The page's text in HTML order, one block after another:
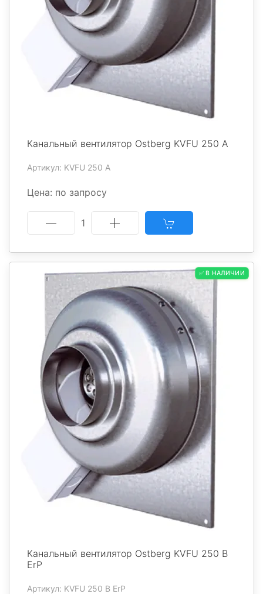
Канальный вентилятор Ostberg KVFU 250 A
Артикул: KVFU 250 A
Цена: по запросу
1
✅ В НАЛИЧИИ
Канальный вентилятор Ostberg KVFU 250 B
ErP
Артикул: KVFU 250 B ErP